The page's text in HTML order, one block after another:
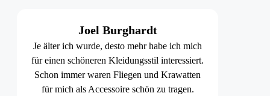
Joel Burghardt
Je älter ich wurde, desto mehr habe ich mich
für einen schöneren Kleidungsstil interessiert.
Schon immer waren Fliegen und Krawatten
für mich als Accessoire schön zu tragen.